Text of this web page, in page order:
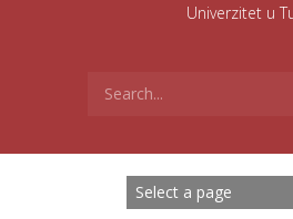
Univerzitet u
for: